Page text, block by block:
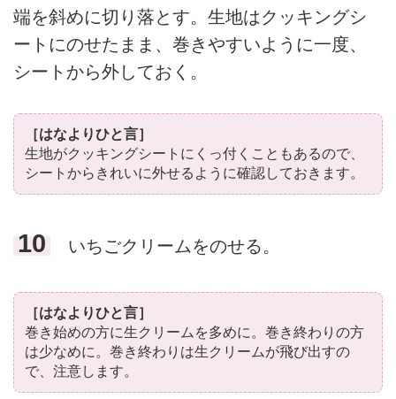
端を斜めに切り落とす。生地はクッキングシ
ートにのせたまま、巻きやすいように一度、
シートから外しておく。
［はなよりひと言］
生地がクッキングシートにくっ付くこともあるので、
シートからきれいに外せるように確認しておきます。
10 いちごクリームをのせる。
［はなよりひと言］
巻き始めの方に生クリームを多めに。巻き終わりの方
は少なめに。巻き終わりは生クリームが飛び出すの
で、注意します。